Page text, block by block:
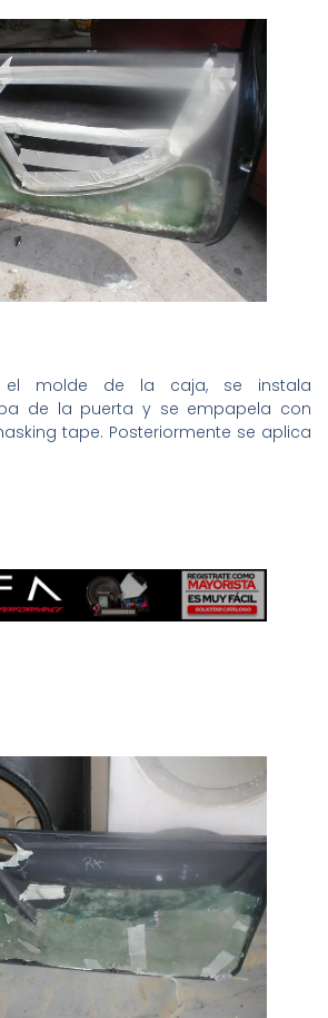
el molde de la caja, se instala
de la puerta y se empapela con
tape. Posteriormente se aplica